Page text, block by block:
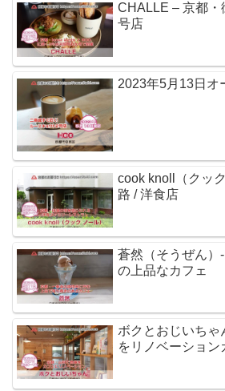
CHALLE – 京都・
号店
2023年5月13日オ
cook knoll（クッ
路 / 洋食店
蒼然（そうぜん）
の上品なカフェ
ボクとおじいちゃ
をリノベーション